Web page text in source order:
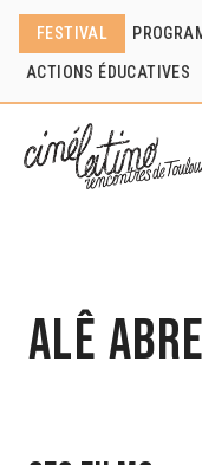
FESTIVAL
ACTIONS ÉDUCATIVES
Alê